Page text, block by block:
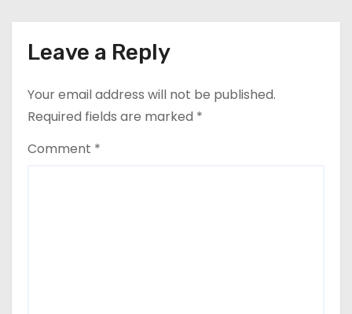
Leave a Reply
Your email address will not be published.
Required fields are marked *
Comment *